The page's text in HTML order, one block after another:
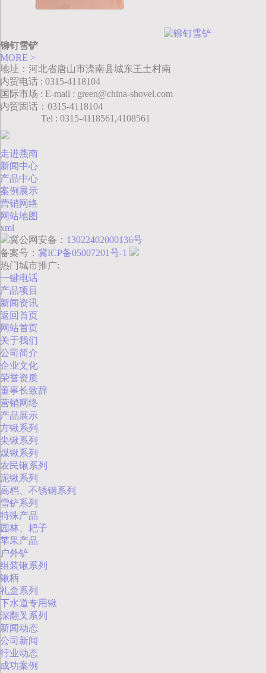
铆钉雪铲
MORE >
地址：河北省唐山市滦南县城东王土村南
内贸电话 : 0315-4118104
国际市场 : E-mail : green@china-shovel.com
内贸固话：0315-4118104
Tel : 0315-4118561,4108561
走进燕南
新闻中心
产品中心
案例展示
营销网络
网站地图
xml
冀公网安备： 13022402000136号
备案号： 冀ICP备05007201号-1
热门城市推广:
一键电话
产品项目
新闻资讯
返回首页
网站首页
关于我们
公司简介
企业文化
荣誉资质
董事长致辞
营销网络
产品展示
方锹系列
尖锹系列
煤锹系列
农民锹系列
泥锹系列
高档、不锈钢系列
雪铲系列
特殊产品
园林、耙子
苹果产品
户外铲
组装锹系列
锹柄
礼盒系列
下水道专用锹
深翻叉系列
新闻动态
公司新闻
行业动态
成功案例